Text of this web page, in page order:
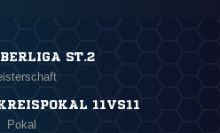
ST.2
11VS11
Pokal